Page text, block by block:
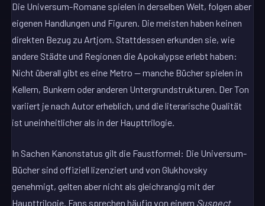
Die Universum-Romane spielen in derselben Welt, folgen aber
eigenen Handlungen und Figuren. Die meisten haben keinen
direkten Bezug zu Artjom. Stattdessen erkunden sie, wie
andere Städte und Regionen die Apokalypse erlebt haben:
Nicht überall gibt es eine Metro — manche Bücher spielen in
Kellern, Bunkern oder anderen Untergrundstrukturen. Der Ton
variiert je nach Autor erheblich, und die literarische Qualität
ist uneinheitlicher als in der Haupttrilogie.
In Sachen Kanonstatus gilt die Faustformel: Die Universum-
Bücher sind offiziell lizenziert und von Glukhovsky
genehmigt, gelten aber nicht als gleichrangig mit der
Haupttrilogie. Fans sprechen häufig von einem Suspect